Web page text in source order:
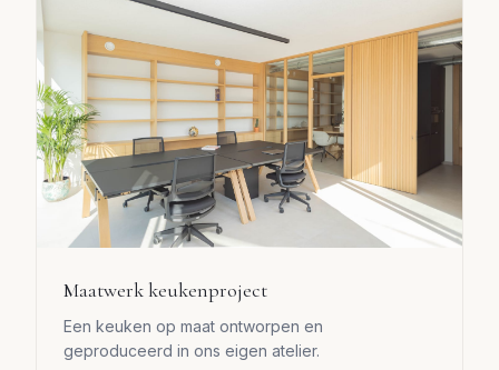
Maatwerk keukenproject
Een keuken op maat ontworpen en
geproduceerd in ons eigen atelier.